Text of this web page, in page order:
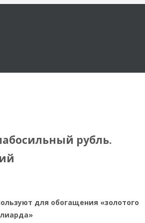
рубль.
для обогащения «золотого